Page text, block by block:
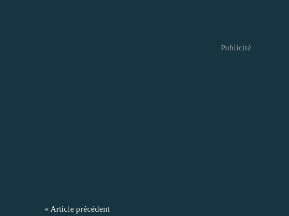
Publicité
« Article précédent